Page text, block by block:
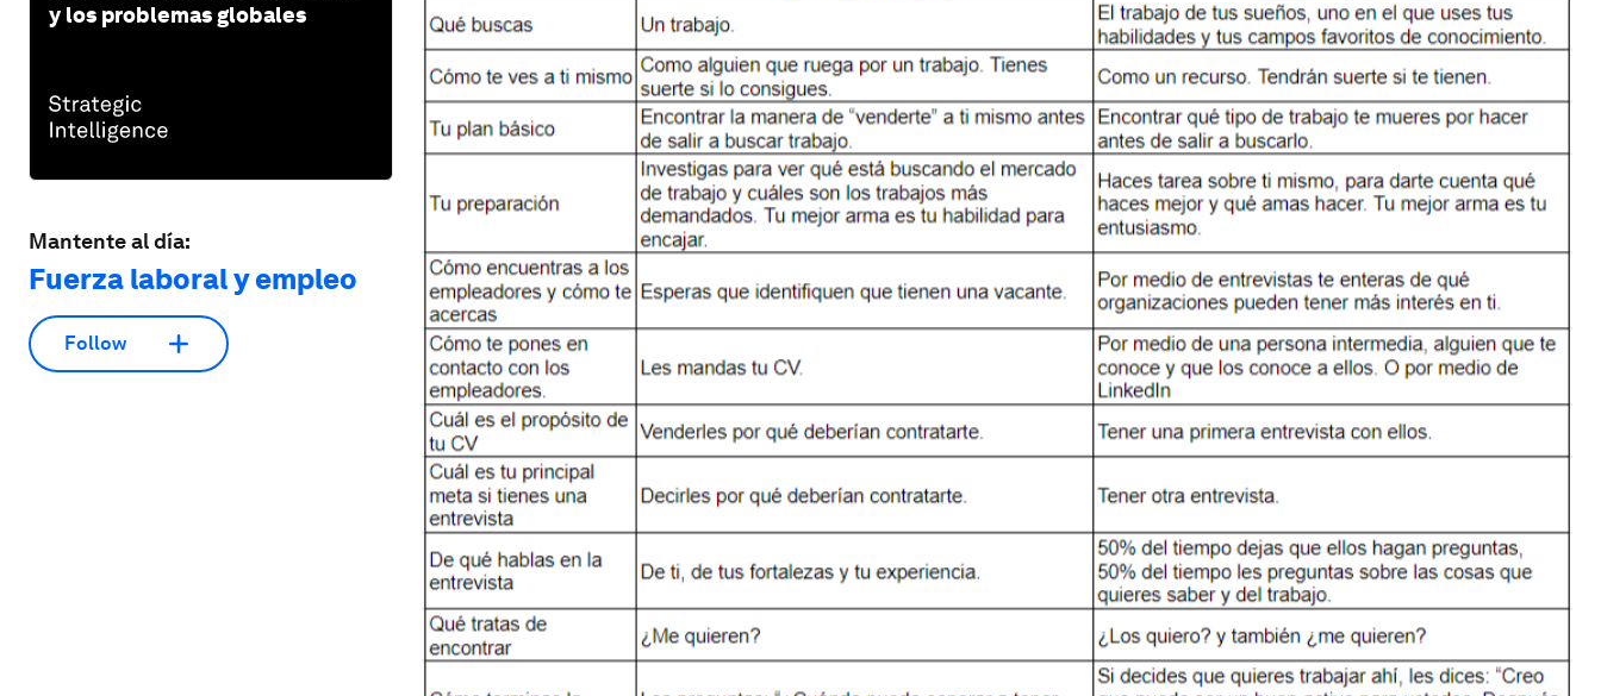
y los problemas globales
Mantente al día:
Fuerza laboral y empleo
Follow